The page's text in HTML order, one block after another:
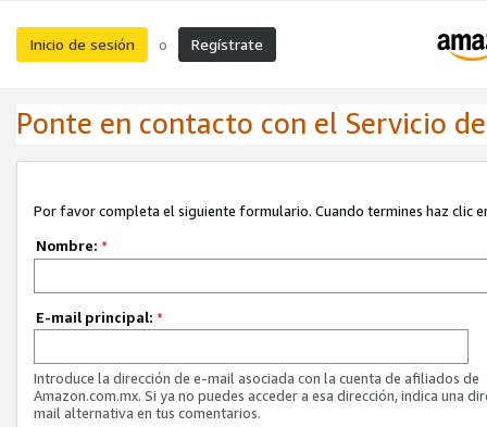
Inicio de sesión o Regístrate
Ponte en contacto con el Servicio
Por favor completa el siguiente formulario. Cuando termines haz clic
Nombre: *
E-mail principal: *
Introduce la dirección de e-mail asociada con la cuenta de afiliados de
Amazon.com.mx. Si ya no puedes acceder a esa dirección, indica una
mail alternativa en tus comentarios.